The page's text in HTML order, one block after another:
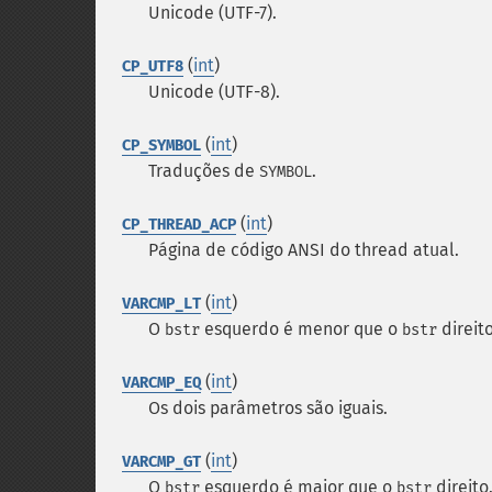
Unicode (UTF-7).
CP_UTF8 (int)
Unicode (UTF-8).
CP_SYMBOL (int)
Traduções de SYMBOL.
CP_THREAD_ACP (int)
Página de código ANSI do thread atual.
VARCMP_LT (int)
O bstr esquerdo é menor que o bstr
VARCMP_EQ (int)
Os dois parâmetros são iguais.
VARCMP_GT (int)
O bstr esquerdo é maior que o bstr direito.